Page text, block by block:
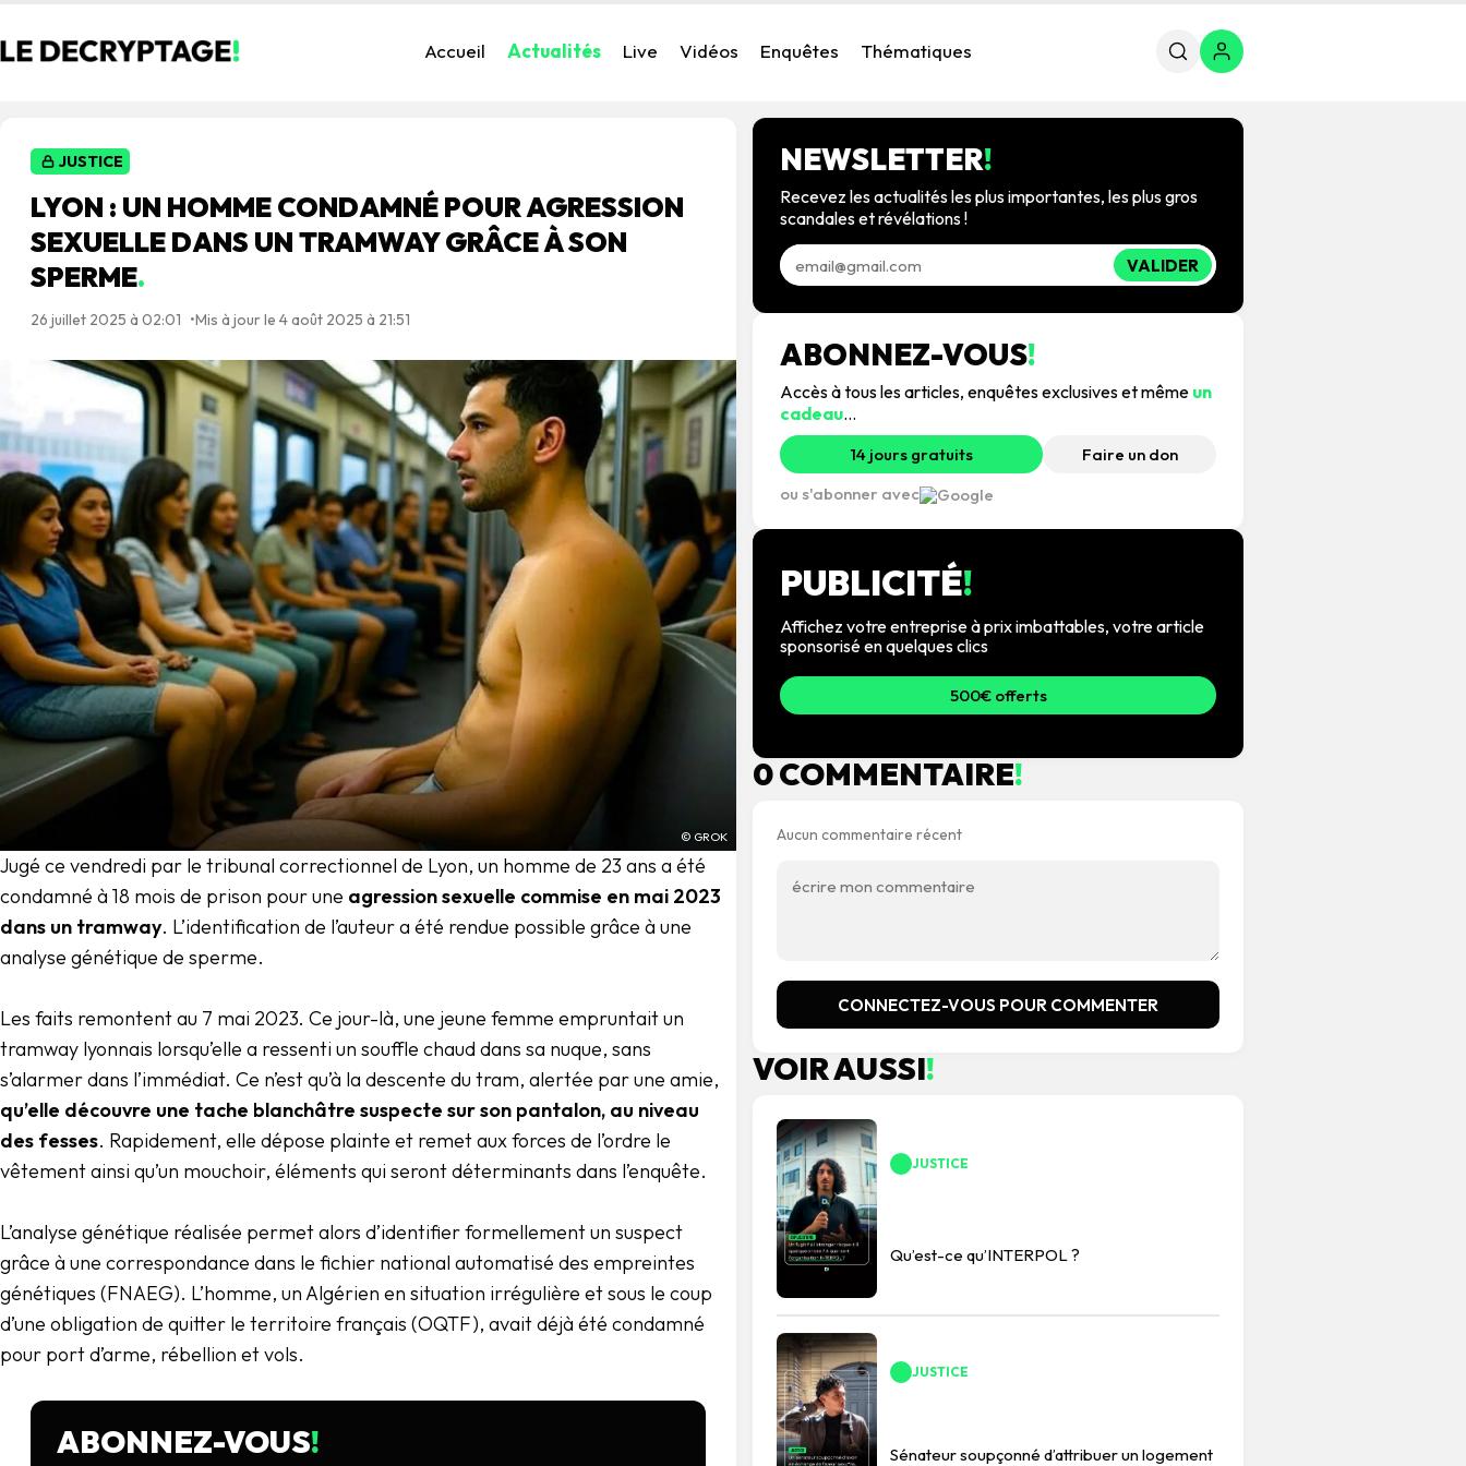
Accueil Actualités Live Vidéos Enquêtes Thématiques
JUSTICE
LYON : UN HOMME CONDAMNÉ POUR AGRESSION
SEXUELLE DANS UN TRAMWAY GRÂCE À SON
SPERME.
26 juillet 2025 à 02:01 Mis à jour le 4 août 2025 à 21:51
© GROK
Jugé ce vendredi par le tribunal correctionnel de Lyon, un homme de 23 ans a été
condamné à 18 mois de prison pour une agression sexuelle commise en mai 2023
dans un tramway. L’identification de l’auteur a été rendue possible grâce à une
analyse génétique de sperme.
Les faits remontent au 7 mai 2023. Ce jour-là, une jeune femme empruntait un
tramway lyonnais lorsqu’elle a ressenti un souffle chaud dans sa nuque, sans
s’alarmer dans l’immédiat. Ce n’est qu’à la descente du tram, alertée par une amie,
qu’elle découvre une tache blanchâtre suspecte sur son pantalon, au niveau
des fesses. Rapidement, elle dépose plainte et remet aux forces de l’ordre le
vêtement ainsi qu’un mouchoir, éléments qui seront déterminants dans l’enquête.
L’analyse génétique réalisée permet alors d’identifier formellement un suspect
grâce à une correspondance dans le fichier national automatisé des empreintes
génétiques (FNAEG). L’homme, un Algérien en situation irrégulière et sous le coup
d’une obligation de quitter le territoire français (OQTF), avait déjà été condamné
pour port d’arme, rébellion et vols.
ABONNEZ-VOUS!
NEWSLETTER!
Recevez les actualités les plus importantes, les plus gros
scandales et révélations !
VALIDER
ABONNEZ-VOUS!
Accès à tous les articles, enquêtes exclusives et même un
cadeau...
14 jours gratuits
Faire un don
ou s'abonner avec
PUBLICITÉ!
Affichez votre entreprise à prix imbattables, votre article
sponsorisé en quelques clics
500€ offerts
0 COMMENTAIRE!
Aucun commentaire récent
CONNECTEZ-VOUS POUR COMMENTER
VOIR AUSSI!
JUSTICE
Qu’est-ce qu’INTERPOL ?
JUSTICE
Sénateur soupçonné d’attribuer un logement